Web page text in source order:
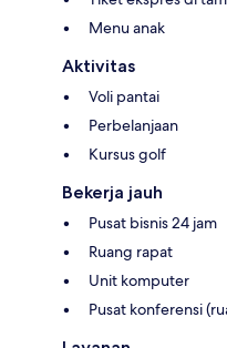
Menu anak
Aktivitas
Voli pantai
Perbelanjaan
Kursus golf
Bekerja jauh
Pusat bisnis 24 jam
Ruang rapat
Unit komputer
Pusat konferensi